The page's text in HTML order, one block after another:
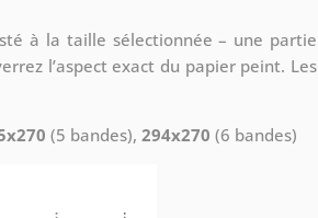
à la taille sélectionnée – une partie
l’aspect exact du papier peint. Les
(5 bandes), 294x270 (6 bandes)